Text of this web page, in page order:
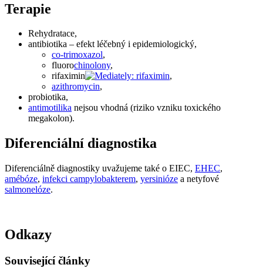
Terapie
Rehydratace,
antibiotika – efekt léčebný i epidemiologický,
co-trimoxazol,
fluorochinolony,
rifaximin
,
azithromycin,
probiotika,
antimotilika nejsou vhodná (riziko vzniku toxického
megakolon).
Diferenciální diagnostika
Diferenciálně diagnostiky uvažujeme také o EIEC, EHEC,
amébóze, infekci campylobakterem, yersinióze a netyfové
salmonelóze.
Odkazy
Související články